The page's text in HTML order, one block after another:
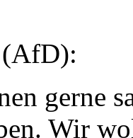
(AfD):
gerne
Wir